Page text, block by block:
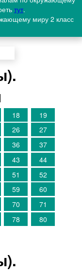
тут.
миру 2 класс
18
19
26
27
36
37
43
44
51
52
59
60
70
71
78
80